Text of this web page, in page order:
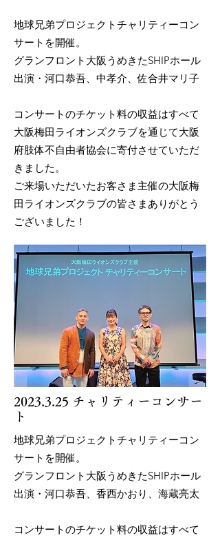
地球兄弟プロジェクトチャリティーコン
サートを開催。
グランフロント大阪うめきたSHIPホール
出演・河口恭吾、中孝介、佐合井マリ子
コンサートのチケット料の収益はすべて
大阪梅田ライオンズクラブを通じて大阪
府肢体不自由者協会に寄付させていただ
きました。
ご来場いただいたお客さま主催の大阪梅
田ライオンズクラブの皆さまありがとう
ございました！
2023.3.25 チャリティーコンサー
ト
地球兄弟プロジェクトチャリティーコン
サートを開催。
グランフロント大阪うめきたSHIPホール
出演・河口恭吾、香西かおり、海蔵亮太
コンサートのチケット料の収益はすべて